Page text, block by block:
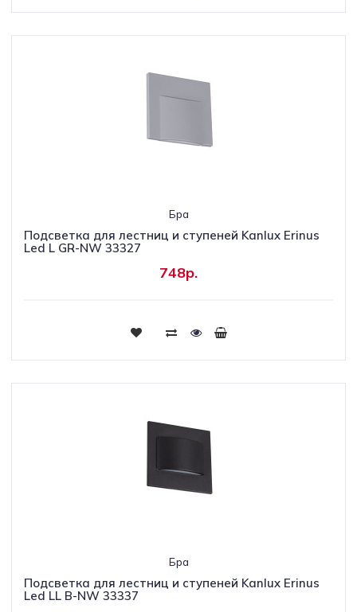
Бра
Подсветка для лестниц и ступеней Kanlux Erinus
Led L GR-NW 33327
748р.
Бра
Подсветка для лестниц и ступеней Kanlux Erinus
Led LL B-NW 33337